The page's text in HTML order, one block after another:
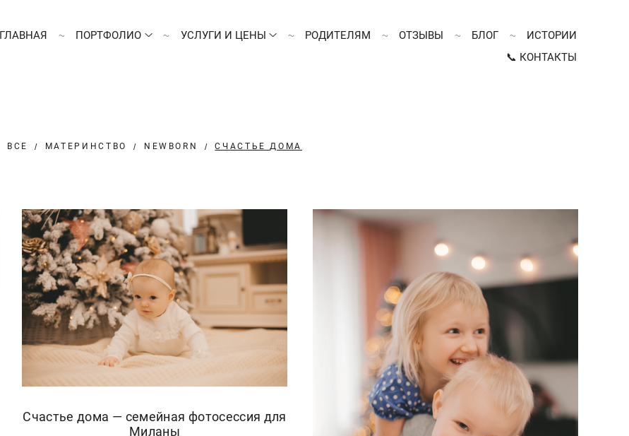
ГЛАВНАЯ ПОРТФОЛИО УСЛУГИ И ЦЕНЫ РОДИТЕЛЯМ ОТЗЫВЫ БЛОГ
ИСТОРИИ
📞 КОНТАКТЫ
ВСЕ МАТЕРИНСТВО NEWBORN СЧАСТЬЕ ДОМА
Счастье дома — семейная фотосессия для
Миланы